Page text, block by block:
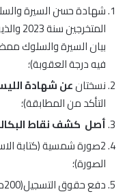
شهادة حسن السيرة
بيان السيرة والسلوك
فيه درجة العقوبة)؛
نسختانعن شهادة
التأكد من المطابقة)؛
أصل كشف نقاط
2صورة شمسية (كتابة
الصورة)؛
دفع حقوق التسجيل(200دج).